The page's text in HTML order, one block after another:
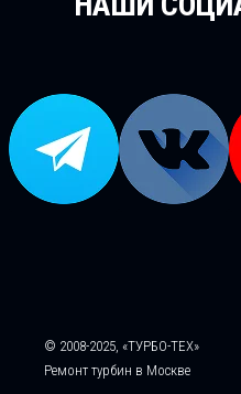
© 2008-2025, «ТУРБО-ТЕХ»
Ремонт турбин в Москве